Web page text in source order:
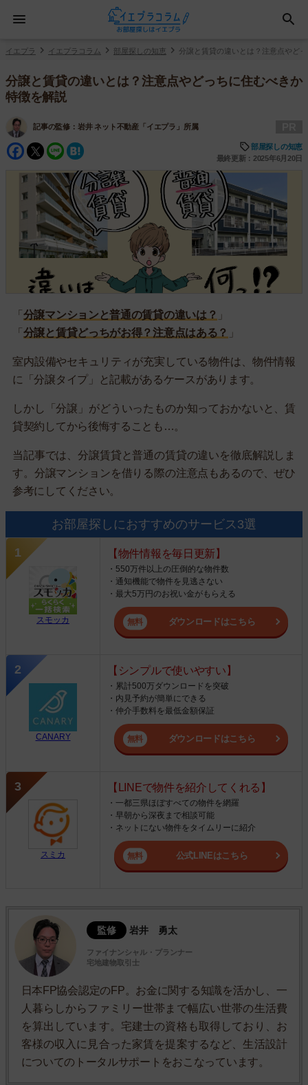
イエプラ イエプラコラム 部屋探しの知恵 分譲と賃貸の違いとは？注意点やど
分譲と賃貸の違いとは？注意点やどっちに住むべきか
特徴を解説
記事の監修： 岩井 ネット不動産「イエプラ」所属
Facebook
Twitter
Line
部屋探しの知恵
最終更新：2025年6月20日
「 分譲マンションと普通の賃貸の違いは？ 」
「 分譲と賃貸どっちがお得？注意点はある？ 」
室内設備やセキュリティが充実している物件は、物件情報
に「分譲タイプ」と記載があるケースがあります。
しかし「分譲」がどういったものか知っておかないと、賃
貸契約してから後悔することも…。
当記事では、分譲賃貸と普通の賃貸の違いを徹底解説しま
す。分譲マンションを借りる際の注意点もあるので、ぜひ
参考にしてください。
お部屋探しにおすすめのサービス3選
スモッカ
【物件情報を毎日更新】
・550万件以上の圧倒的な物件数
・通知機能で物件を見逃さない
・最大5万円のお祝い金がもらえる
ダウンロードはこちら
CANARY
【シンプルで使いやすい】
・累計500万ダウンロードを突破
・内見予約が簡単にできる
・仲介手数料を最低金額保証
ダウンロードはこちら
スミカ
【LINEで物件を紹介してくれる】
・一都三県ほぼすべての物件を網羅
・早朝から深夜まで相談可能
・ネットにない物件をタイムリーに紹介
公式LINEはこちら
監修 岩井 勇太
ファイナンシャル・プランナー
宅地建物取引士
日本FP協会認定のFP。お金に関する知識を活かし、一
人暮らしからファミリー世帯まで幅広い世帯の生活費
を算出しています。宅建士の資格も取得しており、お
客様の収入に見合った家賃を提案するなど、生活設計
についてのトータルサポートをおこなっています。